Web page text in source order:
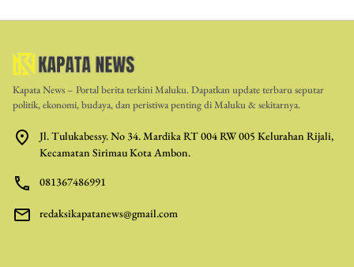
Kapata News – Portal berita terkini Maluku. Dapatkan update terbaru seputar
politik, ekonomi, budaya, dan peristiwa penting di Maluku & sekitarnya.
Jl. Tulukabessy. No 34. Mardika RT 004 RW 005 Kelurahan Rijali,
Kecamatan Sirimau Kota Ambon.
081367486991
redaksikapatanews@gmail.com